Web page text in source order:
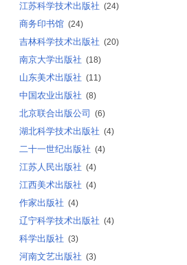
江苏科学技术出版社 (24)
商务印书馆 (24)
吉林科学技术出版社 (20)
南京大学出版社 (18)
山东美术出版社 (11)
中国农业出版社 (8)
北京联合出版公司 (6)
湖北科学技术出版社 (4)
二十一世纪出版社 (4)
江苏人民出版社 (4)
江西美术出版社 (4)
作家出版社 (4)
辽宁科学技术出版社 (4)
科学出版社 (3)
河南文艺出版社 (3)